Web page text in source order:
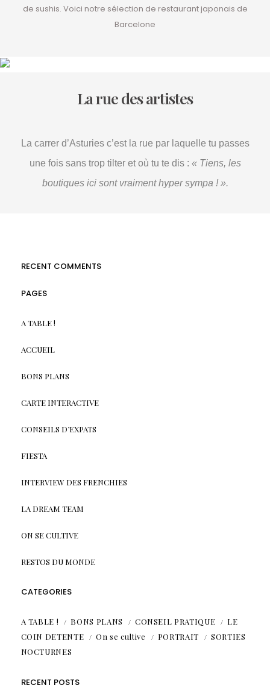
de sushis. Voici notre sélection de restaurant japonais de
Barcelone
La rue des artistes
La carrer d’Asturies c’est la rue par laquelle tu passes
une fois sans trop tilter et où tu te dis : « Tiens, les
boutiques ici sont vraiment hyper sympa ! ».
RECENT COMMENTS
PAGES
A TABLE !
ACCUEIL
BONS PLANS
CARTE INTERACTIVE
CONSEILS D’EXPATS
FIESTA
INTERVIEW DES FRENCHIES
LA DREAM TEAM
ON SE CULTIVE
RESTOS DU MONDE
CATEGORIES
A TABLE ! BONS PLANS CONSEIL PRATIQUE
LE
COIN DETENTE
On se cultive PORTRAIT
SORTIES
NOCTURNES
RECENT POSTS